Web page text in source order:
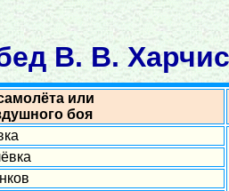
В. В.
или
боя